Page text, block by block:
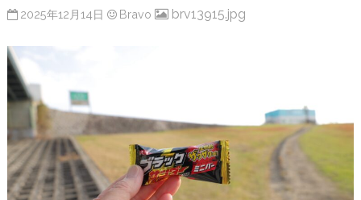
2025年12月14日 Bravo brv13915.jpg